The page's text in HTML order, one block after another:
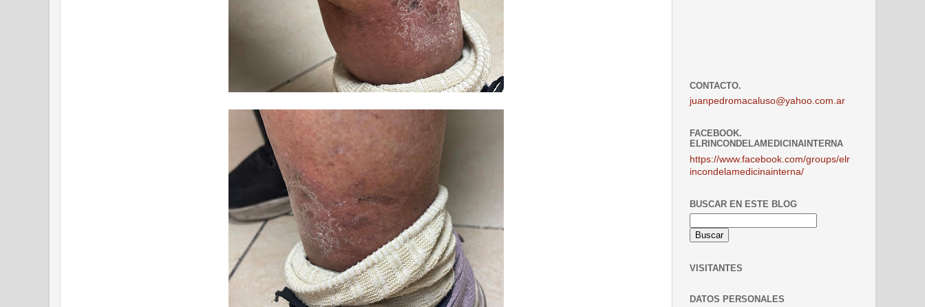
CONTACTO.
juanpedromacaluso@yahoo.com.ar
FACEBOOK.
ELRINCONDELAMEDICINAINTERNA
https://www.facebook.com/groups/elr
incondelamedicinainterna/
BUSCAR EN ESTE BLOG
VISITANTES
DATOS PERSONALES